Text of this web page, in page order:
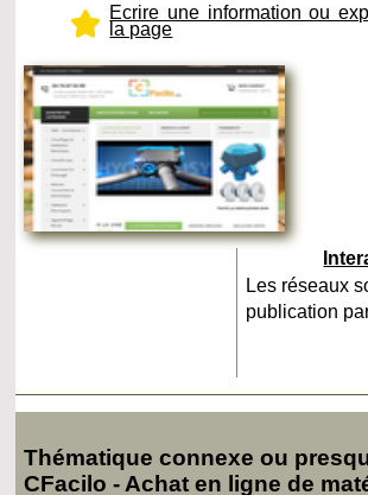
Ecrire une information ou
la page
Les réseaux
publication
Thématique connexe ou
CFacilo - Achat en ligne de